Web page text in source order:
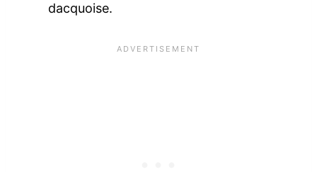
dacquoise.